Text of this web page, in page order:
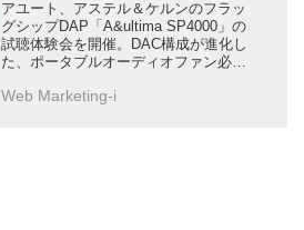
アユート、アステル＆ケルンのフラッ
グシップDAP「A&ultima SP4000」の
試聴体験会を開催。DAC構成が進化し
た、ポータブルオーディオファン必聴
Web Marketing-i